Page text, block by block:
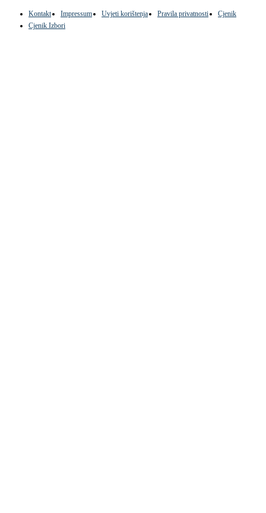
Kontakt Impressum Uvjeti korištenja Pravila privatnosti
Cjenik
Cjenik Izbori